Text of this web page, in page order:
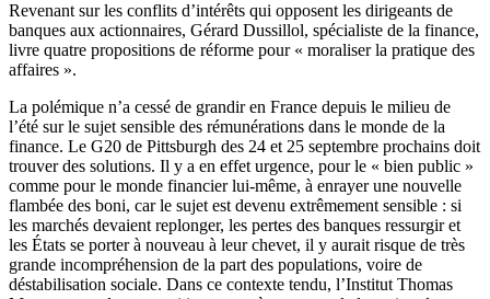
Revenant sur les conflits d’intérêts qui opposent les dirigeants de
banques aux actionnaires, Gérard Dussillol, spécialiste de la finance,
livre quatre propositions de réforme pour « moraliser la pratique des
affaires ».
La polémique n’a cessé de grandir en France depuis le milieu de
l’été sur le sujet sensible des rémunérations dans le monde de la
finance. Le G20 de Pittsburgh des 24 et 25 septembre prochains doit
trouver des solutions. Il y a en effet urgence, pour le « bien public »
comme pour le monde financier lui-même, à enrayer une nouvelle
flambée des boni, car le sujet est devenu extrêmement sensible : si
les marchés devaient replonger, les pertes des banques ressurgir et
les États se porter à nouveau à leur chevet, il y aurait risque de très
grande incompréhension de la part des populations, voire de
déstabilisation sociale. Dans ce contexte tendu, l’Institut Thomas